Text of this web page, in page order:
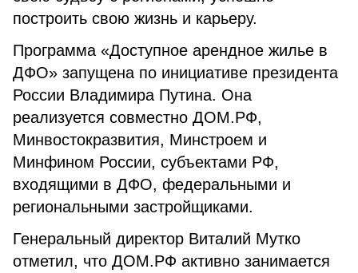
построить свою жизнь и карьеру.
Программа «Доступное арендное жилье в
ДФО» запущена по инициативе президента
России Владимира Путина. Она
реализуется совместно ДОМ.РФ,
Минвостокразвития, Минстроем и
Минфином России, субъектами РФ,
входящими в ДФО, федеральными и
региональными застройщиками.
Генеральный директор Виталий Мутко
отметил, что ДОМ.РФ активно занимается